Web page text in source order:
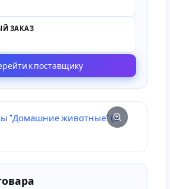
ЗАКАЗ
к поставщику